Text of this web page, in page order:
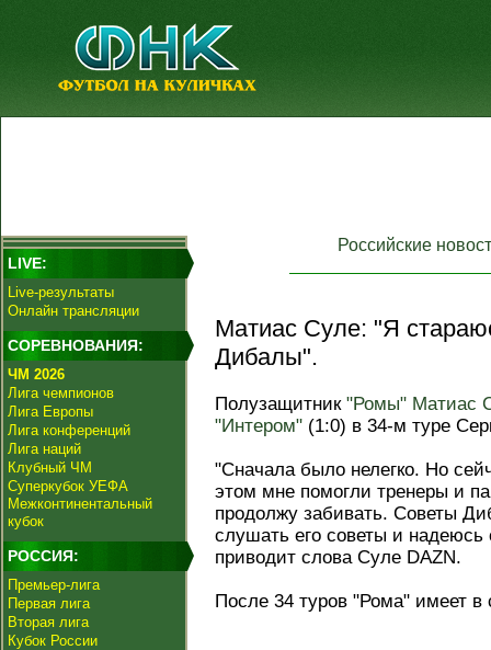
LIVE:
Live-результаты
Онлайн трансляции
СОРЕВНОВАНИЯ:
ЧМ 2026
Лига чемпионов
Лига Европы
Лига конференций
Лига наций
Клубный ЧМ
Суперкубок УЕФА
Межконтинентальный
кубок
РОССИЯ:
Премьер-лига
Первая лига
Вторая лига
Кубок России
Российские
Матиас Суле: "Я
Дибалы".
Полузащитник "Ромы" Матиас
"Интером" (1:0) в 34-м туре
"Сначала было нелегко. Но
этом мне помогли тренеры и
продолжу забивать. Советы
слушать его советы и надеюсь
приводит слова Суле DAZN.
После 34 туров "Рома" имеет в